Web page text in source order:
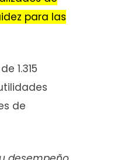
para las
1.315
de